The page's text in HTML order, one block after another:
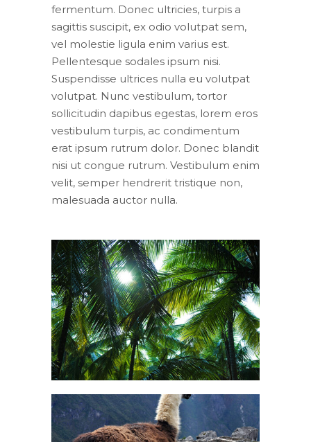
fermentum. Donec ultricies, turpis a
sagittis suscipit, ex odio volutpat sem,
vel molestie ligula enim varius est.
Pellentesque sodales ipsum nisi.
Suspendisse ultrices nulla eu volutpat
volutpat. Nunc vestibulum, tortor
sollicitudin dapibus egestas, lorem eros
vestibulum turpis, ac condimentum
erat ipsum rutrum dolor. Donec blandit
nisi ut congue rutrum. Vestibulum enim
velit, semper hendrerit tristique non,
malesuada auctor nulla.